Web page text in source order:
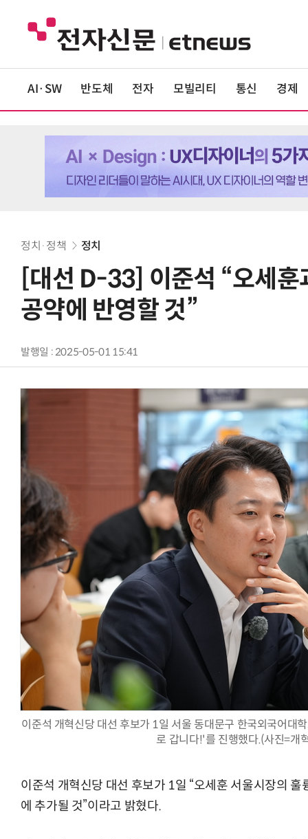
AI·SW 반도체 전자 모빌리티 통신 경제
정치·정책 정치
[대선 D-33] 이준석 “오세
공약에 반영할 것”
발행일 : 2025-05-01 15:41
이준석 개혁신당 대선 후보가 1일 서울 동대문구 한국외국어대
로 갑니다!'를 진행했다.(사진=개
이준석 개혁신당 대선 후보가 1일 “오세훈 서울시장의
에 추가될 것”이라고 밝혔다.